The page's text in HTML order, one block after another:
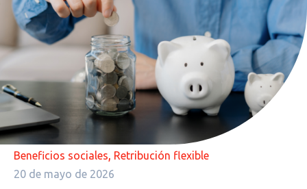
Beneficios sociales, Retribución flexible
20 de mayo de 2026